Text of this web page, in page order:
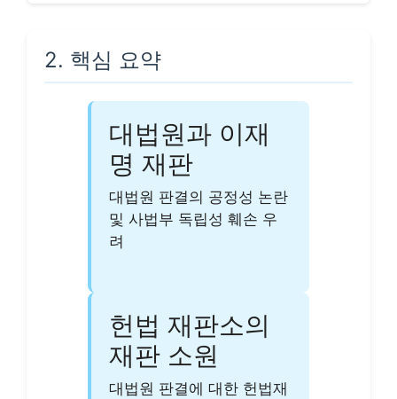
2. 핵심 요약
대법원과 이재
명 재판
대법원 판결의 공정성 논란
및 사법부 독립성 훼손 우
려
헌법 재판소의
재판 소원
대법원 판결에 대한 헌법재